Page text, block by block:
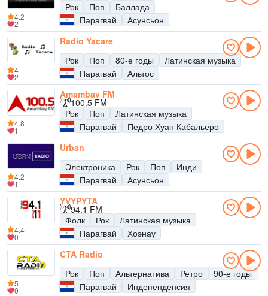
Рок
Поп
Баллада
Парагвай
Асунсьон
4.2
2
Radio Yacare
Рок
Поп 80-е годы
Латинская музыка
Парагвай
Альтос
4
2
Amambay FM
100.5 FM
Рок
Поп
Латинская музыка
Парагвай
Педро Хуан Кабальеро
4.8
1
Urban
Электроника
Рок Поп
Инди
Парагвай
Асунсьон
4.2
1
YVYPYTA
94.1 FM
Фолк
Рок
Латинская музыка
Парагвай
Хоэнау
4.4
0
CTA Radio
Рок
Поп Альтернатива Ретро 90-е годы
Парагвай
Индепенденсия
5
0